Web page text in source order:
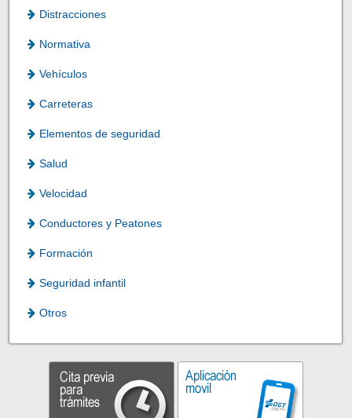
Distracciones
Normativa
Vehículos
Carreteras
Elementos de seguridad
Salud
Velocidad
Conductores y Peatones
Formación
Seguridad infantil
Otros